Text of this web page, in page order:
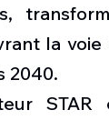
la
2040.